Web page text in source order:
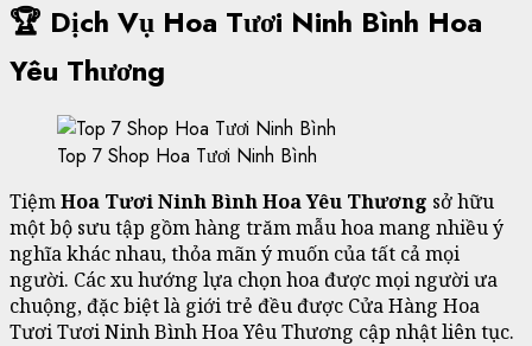
🏆 Dịch Vụ Hoa Tươi Ninh Bình Hoa
Yêu Thương
Top 7 Shop Hoa Tươi Ninh Bình
TiệmHoa Tươi Ninh Bình Hoa Yêu Thương sở hữu
một bộ sưu tập gồm hàng trăm mẫu hoa mang nhiều ý
nghĩa khác nhau, thỏa mãn ý muốn của tất cả mọi
người. Các xu hướng lựa chọn hoa được mọi người ưa
chuộng, đặc biệt là giới trẻ đều được Cửa Hàng Hoa
Tươi Tươi Ninh Bình Hoa Yêu Thương cập nhật liên tục.